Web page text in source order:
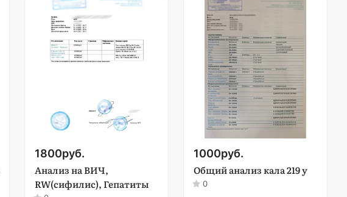
1800руб.
Анализ на ВИЧ,
RW(сифилис), Гепатиты
1000руб.
Общий анализ кала 219 у
0